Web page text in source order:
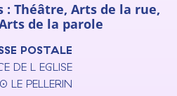
: Théâtre, Arts de la rue,
de la parole
POSTALE
DE L EGLISE
LE PELLERIN